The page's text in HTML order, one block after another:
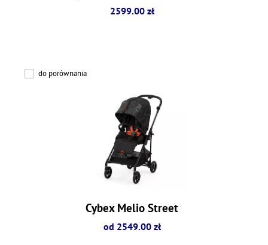
2599.00 zł
do porównania
Cybex Melio Street
od 2549.00 zł